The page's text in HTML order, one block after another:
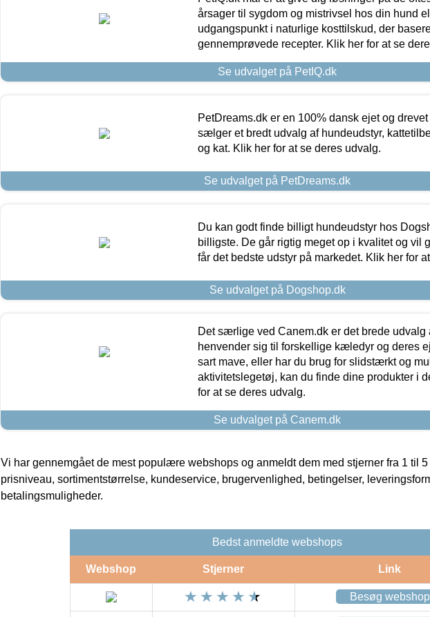
årsager til sygdom og mistrivsel hos din hund
udgangspunkt i naturlige kosttilskud, der
gennemprøvede recepter. Klik her for at se
Se udvalget på PetIQ.dk
PetDreams.dk er en 100% dansk ejet og
sælger et bredt udvalg af hundeudstyr,
og kat. Klik her for at se deres udvalg.
Se udvalget på PetDreams.dk
Du kan godt finde billigt hundeudstyr hos
billigste. De går rigtig meget op i kvalitet og vil
får det bedste udstyr på markedet. Klik her for
Se udvalget på Dogshop.dk
Det særlige ved Canem.dk er det brede udvalg
henvender sig til forskellige kæledyr og deres
sart mave, eller har du brug for slidstærkt og
aktivitetslegetøj, kan du finde dine produkter i
for at se deres udvalg.
Se udvalget på Canem.dk
Vi har gennemgået de mest populære webshops og anmeldt dem med stjerner fra 1 til
prisniveau, sortimentstørrelse, kundeservice, brugervenlighed, betingelser,
betalingsmuligheder.
Bedst anmeldte webshops
Webshop Stjerner Link
Besøg webshop